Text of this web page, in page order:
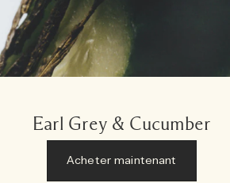
Earl Grey & Cucumber
Acheter maintenant